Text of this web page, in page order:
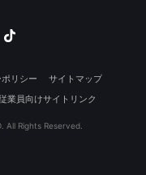
リシー
サイトマップ
業員向けサイトリンク
All Rights Reserved.